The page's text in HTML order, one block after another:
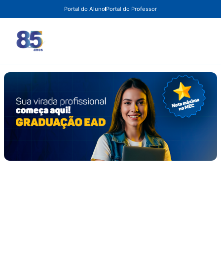
Portal do Aluno Portal do Professor